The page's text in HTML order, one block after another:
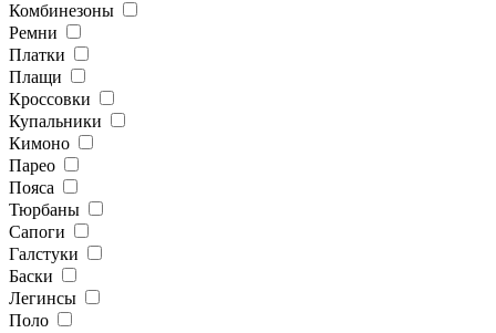
Комбинезоны
Ремни
Платки
Плащи
Кроссовки
Купальники
Кимоно
Парео
Пояса
Тюрбаны
Сапоги
Галстуки
Баски
Легинсы
Поло